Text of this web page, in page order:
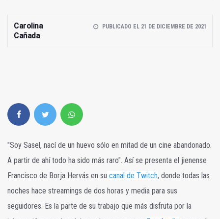
Carolina
Cañada
PUBLICADO EL 21 DE DICIEMBRE DE 2021
"Soy Sasel, nací de un huevo sólo en mitad de un cine abandonado.
A partir de ahí todo ha sido más raro". Así se presenta el jienense
Francisco de Borja Hervás en su canal de Twitch, donde todas las
noches hace streamings de dos horas y media para sus
seguidores. Es la parte de su trabajo que más disfruta por la